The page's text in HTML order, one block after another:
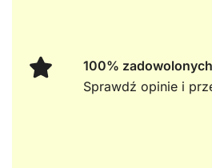
100%
Sprawdź opinie i